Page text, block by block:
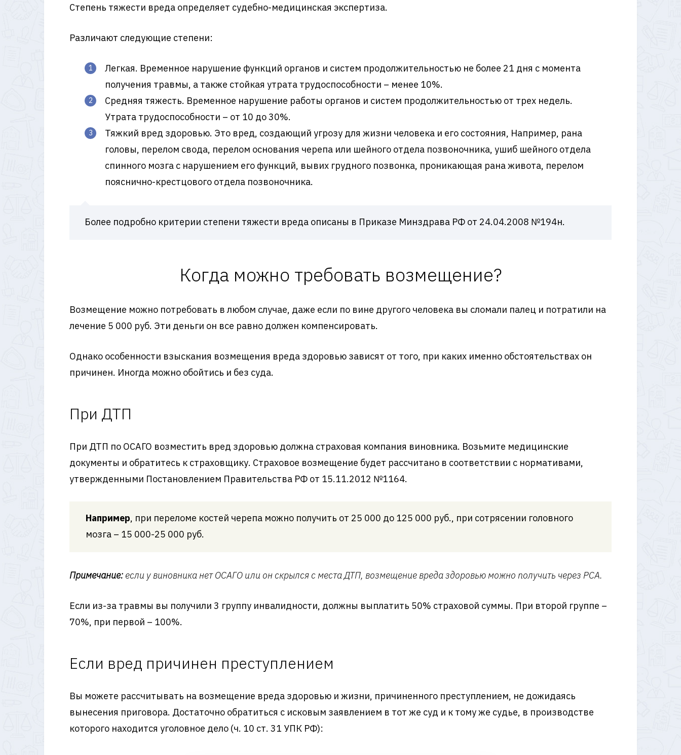
Степень тяжести вреда определяет судебно-медицинская экспертиза.
Различают следующие степени:
Легкая. Временное нарушение функций органов и систем продолжительностью не более 21 дня с момента
получения травмы, а также стойкая утрата трудоспособности – менее 10%.
Средняя тяжесть. Временное нарушение работы органов и систем продолжительностью от трех недель.
Утрата трудоспособности – от 10 до 30%.
Тяжкий вред здоровью. Это вред, создающий угрозу для жизни человека и его состояния, Например, рана
головы, перелом свода, перелом основания черепа или шейного отдела позвоночника, ушиб шейного отдела
спинного мозга с нарушением его функций, вывих грудного позвонка, проникающая рана живота, перелом
пояснично-крестцового отдела позвоночника.
Более подробно критерии степени тяжести вреда описаны в Приказе Минздрава РФ от 24.04.2008 №194н.
Когда можно требовать возмещение?
Возмещение можно потребовать в любом случае, даже если по вине другого человека вы сломали палец и потратили на
лечение 5 000 руб. Эти деньги он все равно должен компенсировать.
Однако особенности взыскания возмещения вреда здоровью зависят от того, при каких именно обстоятельствах он
причинен. Иногда можно обойтись и без суда.
При ДТП
При ДТП по ОСАГО возместить вред здоровью должна страховая компания виновника. Возьмите медицинские
документы и обратитесь к страховщику. Страховое возмещение будет рассчитано в соответствии с нормативами,
утвержденными Постановлением Правительства РФ от 15.11.2012 №1164.
Например, при переломе костей черепа можно получить от 25 000 до 125 000 руб., при сотрясении головного
мозга – 15 000-25 000 руб.
Примечание: если у виновника нет ОСАГО или он скрылся с места ДТП, возмещение вреда здоровью можно получить через РСА.
Если из-за травмы вы получили 3 группу инвалидности, должны выплатить 50% страховой суммы. При второй группе –
70%, при первой – 100%.
Если вред причинен преступлением
Вы можете рассчитывать на возмещение вреда здоровью и жизни, причиненного преступлением, не дожидаясь
вынесения приговора. Достаточно обратиться с исковым заявлением в тот же суд и к тому же судье, в производстве
которого находится уголовное дело (ч. 10 ст. 31 УПК РФ):